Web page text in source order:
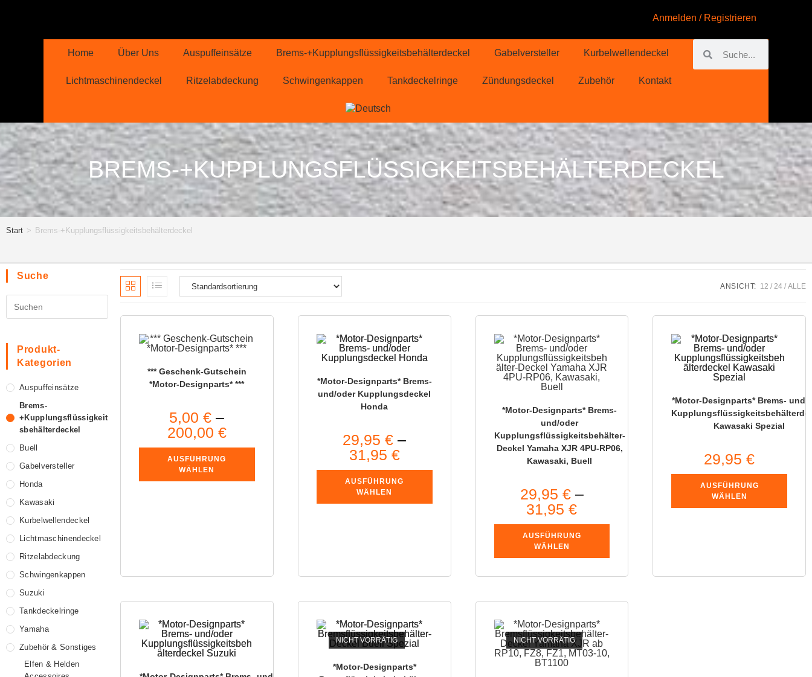
Anmelden / Registrieren
Home Über Uns Auspuffeinsätze Brems-+Kupplungsflüssigkeitsbehälterdeckel Gabelversteller Kurbelwellendeckel
Lichtmaschinendeckel Ritzelabdeckung Schwingenkappen Tankdeckelringe Zündungsdeckel Zubehör Kontakt
BREMS-+KUPPLUNGSFLÜSSIGKEITSBEHÄLTERDECKEL
Start > Brems-+Kupplungsflüssigkeitsbehälterdeckel
Suche
Produkt-
Kategorien
Auspuffeinsätze
Brems-
+Kupplungsflüssigkeit
Sbehälterdeckel
Buell
Gabelversteller
Honda
Kawasaki
Kurbelwellendeckel
Lichtmaschinendeckel
Ritzelabdeckung
Schwingenkappen
Suzuki
Tankdeckelringe
Yamaha
Zubehör & Sonstiges
Elfen & Helden
ANSICHT: 12 24 ALLE
*** Geschenk-Gutschein
*Motor-Designparts* ***
5,00€ –
200,00 €
AUSFÜHRUNG
WÄHLEN
*Motor-Designparts* Brems-
und/oder Kupplungsdeckel
Honda
29,95€ –
31,95 €
AUSFÜHRUNG
WÄHLEN
*Motor-Designparts* Brems-
und/oder
Kupplungsflüssigkeitsbehälter-
Deckel Yamaha XJR 4PU-RP06,
Kawasaki, Buell
29,95 €–
31,95€
AUSFÜHRUNG
WÄHLEN
*Motor-Designparts* Brems- und/
Kawasaki Spezial
29,95€
AUSFÜHRUNG
WÄHLEN
NICHT VORRÄTIG
*Motor-Designparts*
NICHT VORRÄTIG